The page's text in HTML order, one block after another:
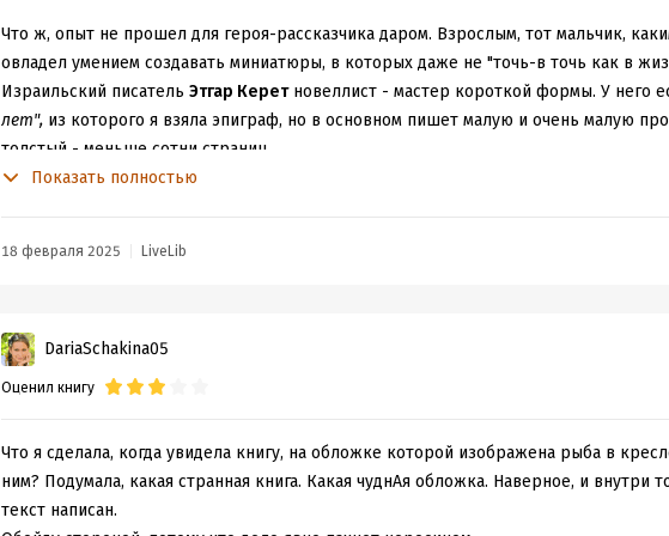
Что ж, опыт не прошел для героя-рассказчика даром. Взрослым, тот мальчик,
овладел умением создавать миниатюры, в которых даже не "точь-в точь как в
Израильский писатель Этгар Керетновеллист - мастер короткой формы. У него
лет",из которого я взяла эпиграф, но в основном пишет малую и очень малую
толстый - меньше сотни страниц.
Умение работать на малых энергиях создавать малым ощущение большого
финальному продукту). Но искусство написания короткого рассказа исчезающе
по большей частиГригорием Перелем
повзрослевшим голосом
эпистолярный роман - переписка между человеком, который желает посетить
престарелой матери, и владельцем аттракциона. Камень преткновения в дате,
памяти, когда в Израиле официальный траур и развлекательные учреждения
Показать полностью
18 февраля 2025 LiveLib
DariaSchakina05
Оценил книгу
Что я сделала, когда увидела книгу, на обложке которой изображена рыба в
ним? Подумала, какая странная книга. Какая чуднАя обложка. Наверное, и внутри
текст написан.